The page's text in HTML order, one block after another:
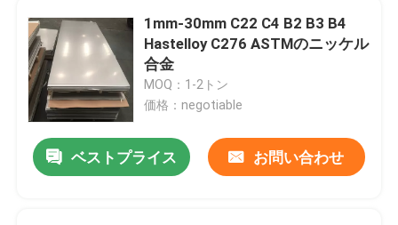
私達について
工場旅行
品質管理
1mm-30mm C22 C4 B2 B3 B4
Hastelloy C276 ASTMのニッケル
合金
MOQ：1-2トン
価格：negotiable
ベストプライス お問い合わせ